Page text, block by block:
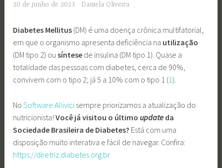
20 de junho de 2023 Daniela Oliveira
Diabetes Mellitus (DM) é uma doença crônica multifatorial,
em que o organismo apresenta deficiência na utilização
(DM tipo 2) ou síntese de insulina (DM tipo 1). Quase a
totalidade das pessoas com diabetes, cerca de 90%,
convivem com o tipo 2; já 5 a 10% com o tipo 1 (1).
NoSoftware Allivici sempre priorizamos a atualização do
nutricionista! Você já visitou o último update da
Sociedade Brasileira de Diabetes? Está com uma
disposição muito interativa e fácil de navegar. Confira:
https://diretriz.diabetes.org.br